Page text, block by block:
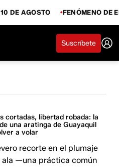
DE AGOSTO FENÓMENO DE
Suscríbete
cortadas, libertad robada: la
una aratinga de Guayaquil
a volar
recorte en el plumaje
ala —una práctica común